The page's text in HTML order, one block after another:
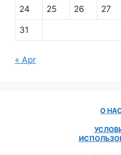
24 25 26 27
31
« Apr
О